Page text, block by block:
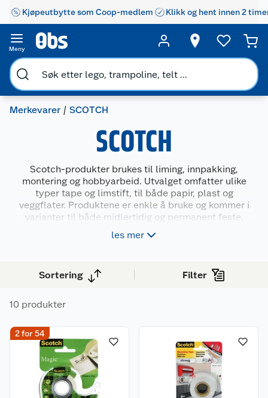
Kjøpeutbytte som Coop-medlem Klikk og hent innen 2
Meny
Merkevarer SCOTCH
SCOTCH
Scotch-produkter brukes til liming, innpakking,
montering og hobbyarbeid. Utvalget omfatter ulike
typer tape og limstift, til både papir, plast og
veggflater. Produktene er enkle å bruke og kommer i
varianter til både midlertidig og permanent feste.
Mange av dem har dispenser for praktisk bruk i
hverdagen. Scotch passer for deg som trenger
les mer
Sortering Filter
10 produkter
2 for 54